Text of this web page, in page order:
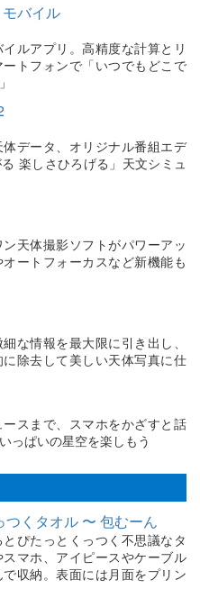
バイル
ルアプリ。高精度な計算とリ
トフォンで「いつでもどこで
データ、オリジナル番組エデ
楽しさひろげる」天文シミュ
天体撮影ソフトがパワーアッ
ートフォーカスなど新機能も
な情報を最大限に引き出し、
除去して美しい天体写真に仕
スまで、スマホをかざすと話
っぱいの星空を楽しもう
くタオル 〜 包むーん
ぴたっとくっつく不思議なタ
マホ、アイピースやケーブル
収納。表面には月面をプリン